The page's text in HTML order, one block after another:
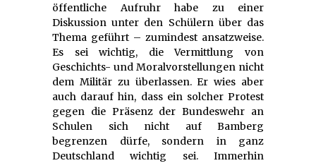
öffentliche Aufruhr habe zu einer
Diskussion unter den Schülern über das
Thema geführt – zumindest ansatzweise.
Es sei wichtig, die Vermittlung von
Geschichts- und Moralvorstellungen nicht
dem Militär zu überlassen. Er wies aber
auch darauf hin, dass ein solcher Protest
gegen die Präsenz der Bundeswehr an
Schulen sich nicht auf Bamberg
begrenzen dürfe, sondern in ganz
Deutschland wichtig sei. Immerhin